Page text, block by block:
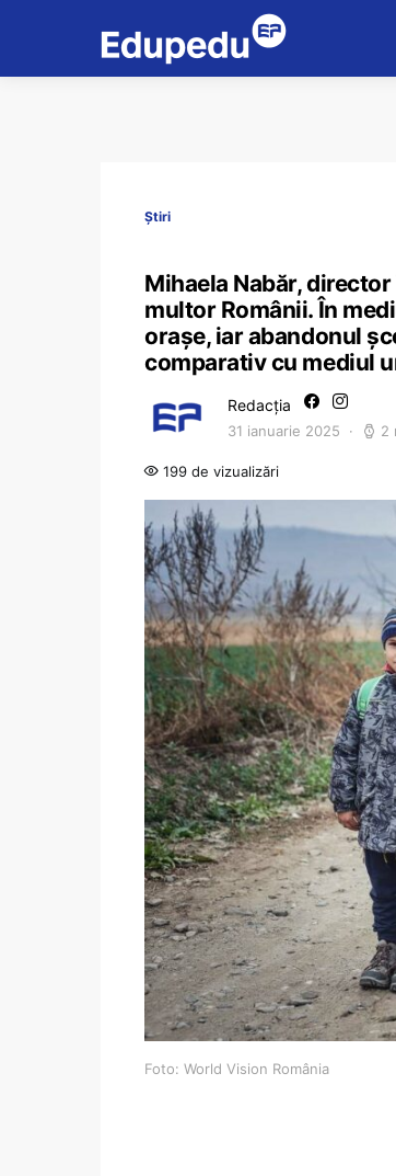
Știri
Mihaela Nabăr,
multor Românii. În
oraşe, iar abandonul
comparativ cu mediul
Redacția
31 ianuarie 2025 2
199 de vizualizări
Foto: World Vision România